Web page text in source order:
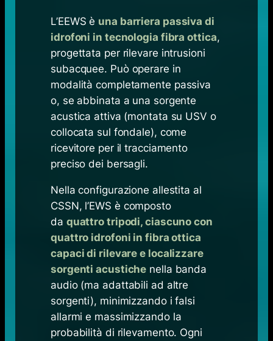
L’EEWS è una barriera passiva di
idrofoni in tecnologia fibra ottica,
progettata per rilevare intrusioni
subacquee. Può operare in
modalità completamente passiva
o, se abbinata a una sorgente
acustica attiva (montata su USV o
collocata sul fondale), come
ricevitore per il tracciamento
preciso dei bersagli.
Nella configurazione allestita al
CSSN, l’EWS è composto
da quattro tripodi, ciascuno con
quattro idrofoni in fibra ottica
capaci di rilevare e localizzare
sorgenti acustiche nella banda
audio (ma adattabili ad altre
sorgenti), minimizzando i falsi
allarmi e massimizzando la
probabilità di rilevamento. Ogni